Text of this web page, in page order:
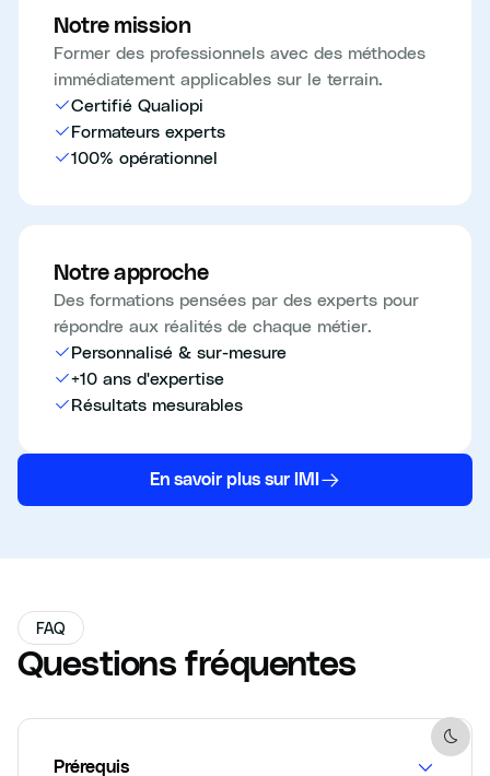
Notre mission
Former des professionnels avec des méthodes
immédiatement applicables sur le terrain.
Certifié Qualiopi
Formateurs experts
100% opérationnel
Notre approche
Des formations pensées par des experts pour
répondre aux réalités de chaque métier.
Personnalisé & sur-mesure
+10 ans d'expertise
Résultats mesurables
En savoir plus sur IMI
FAQ
Questions fréquentes
Prérequis
Dark